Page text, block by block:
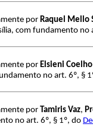
por Raquel Mello
com fundamento no
por Elsieni
no art. 6º, §
por Tamiris Vaz,
no art. 6º, § 1º, do